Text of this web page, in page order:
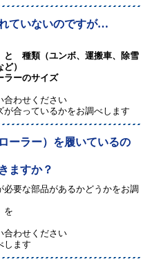
ていないのですが…
と 種類（ユンボ、運搬車、除雪
）
ラーのサイズ
わせください
合っているかをお調べします
ーラー）を履いているの
ますか？
必要な部品があるかどうかをお調
を
わせください
します